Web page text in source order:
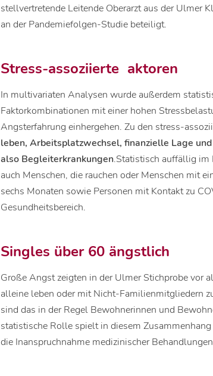
stellvertretende Leitende Oberarzt aus der Ulmer
an der Pandemiefolgen-Studie beteiligt.
Stress-assoziierte aktoren
In multivariaten Analysen wurde außerdem
Faktorkombinationen mit einer hohen
Angsterfahrung einhergehen. Zu den stress-
leben, Arbeitsplatzwechsel, finanzielle Lage
also Begleiterkrankungen.Statistisch auffällig im
auch Menschen, die rauchen oder Menschen mit
sechs Monaten sowie Personen mit Kontakt zu
Gesundheitsbereich.
Singles über 60 ängstlich
Große Angst zeigten in der Ulmer Stichprobe vor
alleine leben oder mit Nicht-Familienmitgliedern
sind das in der Regel Bewohnerinnen und
statistische Rolle spielt in diesem
die Inanspruchnahme medizinischer